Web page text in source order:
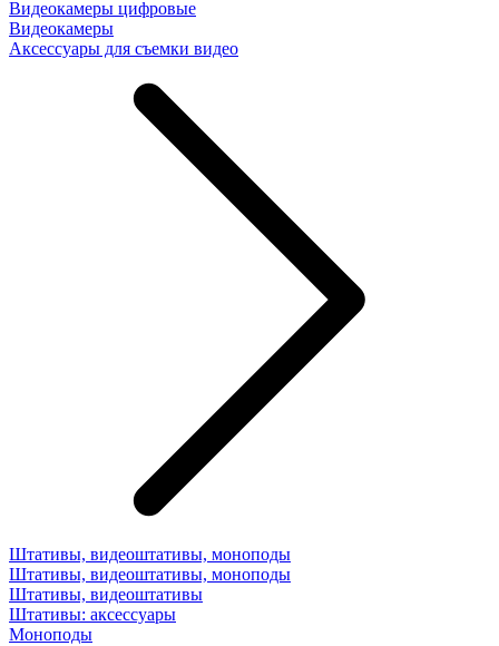
Видеокамеры цифровые
Видеокамеры
Аксессуары для съемки видео
Штативы, видеоштативы, моноподы
Штативы, видеоштативы, моноподы
Штативы, видеоштативы
Штативы: аксессуары
Моноподы